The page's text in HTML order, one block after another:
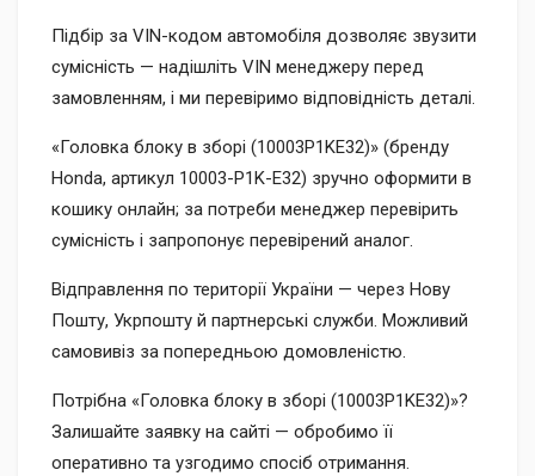
Підбір за VIN-кодом автомобіля дозволяє звузити
сумісність — надішліть VIN менеджеру перед
замовленням, і ми перевіримо відповідність деталі.
«Головка блоку в зборі (10003P1KE32)» (бренду
Honda, артикул 10003-P1K-E32) зручно оформити в
кошику онлайн; за потреби менеджер перевірить
сумісність і запропонує перевірений аналог.
Відправлення по території України — через Нову
Пошту, Укрпошту й партнерські служби. Можливий
самовивіз за попередньою домовленістю.
Потрібна «Головка блоку в зборі (10003P1KE32)»?
Залишайте заявку на сайті — обробимо її
оперативно та узгодимо спосіб отримання.